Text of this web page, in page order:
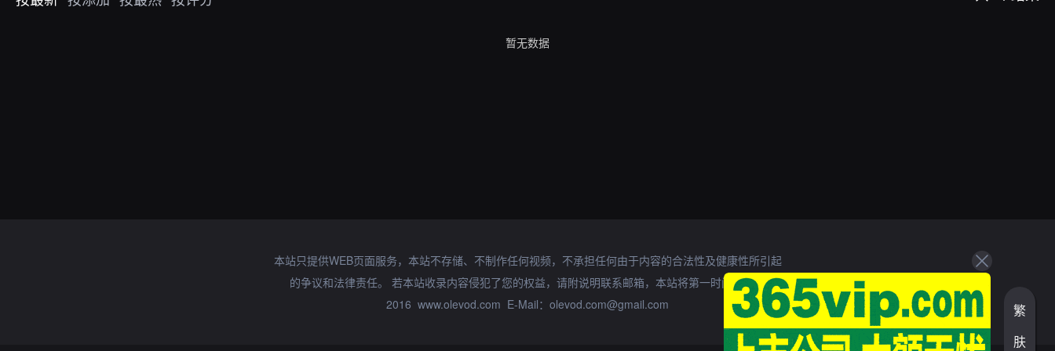
暂无数据
本站只提供WEB页面服务，本站不存储、不制作任何视频，不承担任何由于内容的合法性及健康性所引起
的争议和法律责任。 若本站收录内容侵犯了您的权益，请附说明联系邮箱，本站将第一时间处理。
2016 www.olevod.com E-Mail：olevod.com@gmail.com
繁
肤